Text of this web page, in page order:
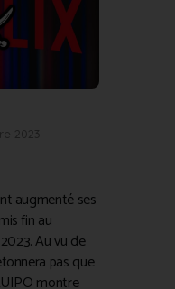
augmenté ses
fin au
Au vu de
pas que
montre